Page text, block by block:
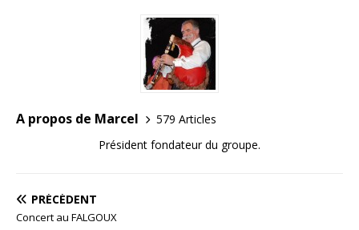
A propos de Marcel
579 Articles
Président fondateur du groupe.
PRÉCÉDENT
Concert au FALGOUX